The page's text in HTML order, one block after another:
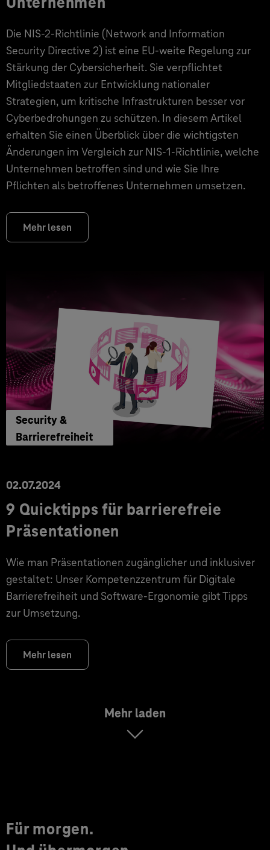
Die NIS-2-Richtlinie (Network and Information
Security Directive 2) ist eine EU-weite Regelung zur
Stärkung der Cybersicherheit. Sie verpflichtet
Mitgliedstaaten zur Entwicklung nationaler
Strategien, um kritische Infrastrukturen besser vor
Cyberbedrohungen zu schützen. In diesem Artikel
erhalten Sie einen Überblick über die wichtigsten
Änderungen im Vergleich zur NIS-1-Richtlinie, welche
Unternehmen betroffen sind und wie Sie Ihre
Pflichten als betroffenes Unternehmen umsetzen.
Mehr lesen
Security &
Barrierefreiheit
02.07.2024
9 Quicktipps für barrierefreie
Präsentationen
Wie man Präsentationen zugänglicher und inklusiver
gestaltet: Unser Kompetenzzentrum für Digitale
Barrierefreiheit und Software-Ergonomie gibt Tipps
zur Umsetzung.
Mehr lesen
Mehr laden
Für morgen.